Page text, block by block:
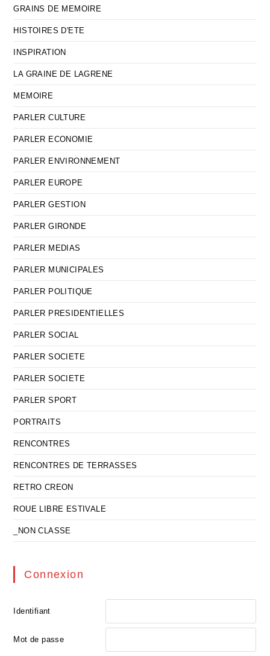
GRAINS DE MEMOIRE
HISTOIRES D'ETE
INSPIRATION
LA GRAINE DE LAGRENE
MEMOIRE
PARLER CULTURE
PARLER ECONOMIE
PARLER ENVIRONNEMENT
PARLER EUROPE
PARLER GESTION
PARLER GIRONDE
PARLER MEDIAS
PARLER MUNICIPALES
PARLER POLITIQUE
PARLER PRESIDENTIELLES
PARLER SOCIAL
PARLER SOCIETE
PARLER SOCIETE
PARLER SPORT
PORTRAITS
RENCONTRES
RENCONTRES DE TERRASSES
RETRO CREON
ROUE LIBRE ESTIVALE
_NON CLASSE
Connexion
Identifiant
Mot de passe